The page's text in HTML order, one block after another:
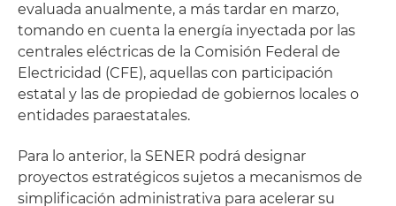
evaluada anualmente, a más tardar en marzo,
tomando en cuenta la energía inyectada por las
centrales eléctricas de la Comisión Federal de
Electricidad (CFE), aquellas con participación
estatal y las de propiedad de gobiernos locales o
entidades paraestatales.
Para lo anterior, la SENER podrá designar
proyectos estratégicos sujetos a mecanismos de
simplificación administrativa para acelerar su